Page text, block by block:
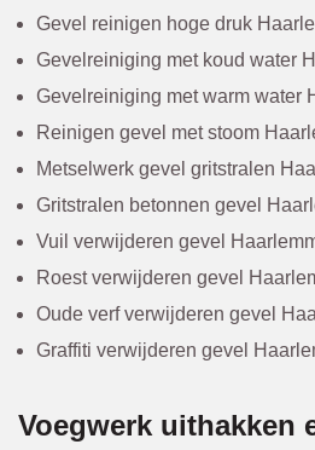
Gevel reinigen hoge druk
Gevelreiniging met koud water
Gevelreiniging met warm water
Reinigen gevel met stoom
Metselwerk gevel gritstralen
Gritstralen betonnen gevel
Vuil verwijderen gevel
Roest verwijderen gevel
Oude verf verwijderen gevel
Graffiti verwijderen gevel
Voegwerk uithakken